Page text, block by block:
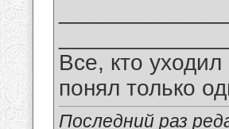
Все, кто
понял только
Последний раз